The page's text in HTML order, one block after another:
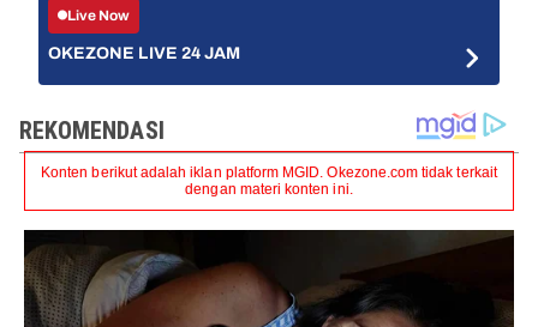
Live Now
OKEZONE LIVE 24 JAM